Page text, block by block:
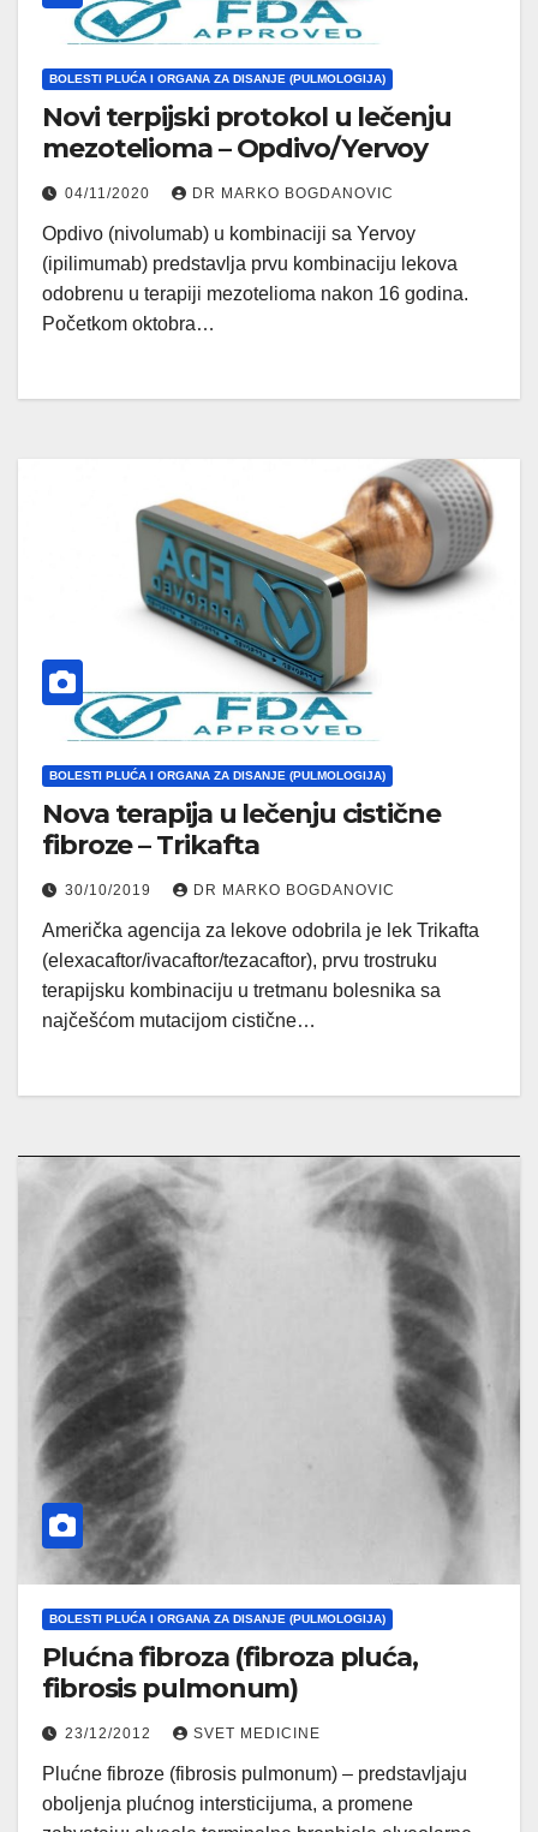
BOLESTI PLUĆA I ORGANA ZA DISANJE (PULMOLOGIJA)
Novi terpijski protokol u lečenju
mezotelioma – Opdivo/Yervoy
04/11/2020 DR MARKO BOGDANOVIC
Opdivo (nivolumab) u kombinaciji sa Yervoy
(ipilimumab) predstavlja prvu kombinaciju lekova
odobrenu u terapiji mezotelioma nakon 16 godina.
Početkom oktobra…
BOLESTI PLUĆA I ORGANA ZA DISANJE (PULMOLOGIJA)
Nova terapija u lečenju cistične
fibroze – Trikafta
30/10/2019 DR MARKO BOGDANOVIC
Američka agencija za lekove odobrila je lek Trikafta
(elexacaftor/ivacaftor/tezacaftor), prvu trostruku
terapijsku kombinaciju u tretmanu bolesnika sa
najčešćom mutacijom cistične…
BOLESTI PLUĆA I ORGANA ZA DISANJE (PULMOLOGIJA)
Plućna fibroza (fibroza pluća,
fibrosis pulmonum)
23/12/2012 SVET MEDICINE
Plućne fibroze (fibrosis pulmonum) – predstavljaju
oboljenja plućnog intersticijuma, a promene